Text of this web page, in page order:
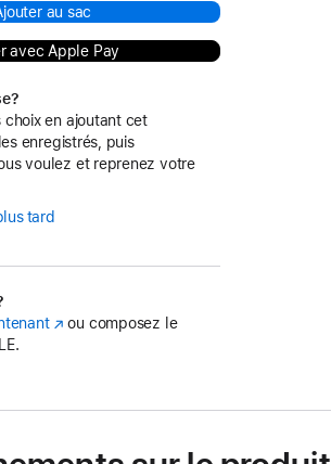
au sac
avec Apple Pay
en ajoutant cet
enregistrés, puis
voulez et reprenez votre
tard
(s’ouvre
fenêtre)
ou composez le